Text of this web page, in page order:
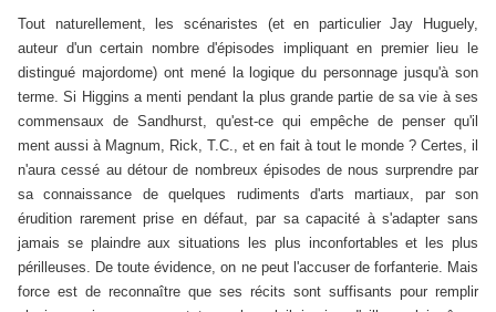
Tout naturellement, les scénaristes (et en particulier Jay Huguely,
auteur d'un certain nombre d'épisodes impliquant en premier lieu le
distingué majordome) ont mené la logique du personnage jusqu'à son
terme. Si Higgins a menti pendant la plus grande partie de sa vie à ses
commensaux de Sandhurst, qu'est-ce qui empêche de penser qu'il
ment aussi à Magnum, Rick, T.C., et en fait à tout le monde ? Certes, il
n'aura cessé au détour de nombreux épisodes de nous surprendre par
sa connaissance de quelques rudiments d'arts martiaux, par son
érudition rarement prise en défaut, par sa capacité à s'adapter sans
jamais se plaindre aux situations les plus inconfortables et les plus
périlleuses. De toute évidence, on ne peut l'accuser de forfanterie. Mais
force est de reconnaître que ses récits sont suffisants pour remplir